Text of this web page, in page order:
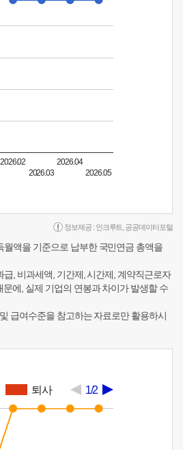
2026.02
2026.03
2026.04
2026.05
정보제공 : 인크루트 공공데이터포털
월액을 기준으로 납부한 국민연금 총액을
, 비과세액, 기간제, 시간제, 계약직근로자
에, 실제 기업의 연봉과 차이가 발생할 수
급여수준을 참고하는 자료로만 활용하시
퇴사 1/2